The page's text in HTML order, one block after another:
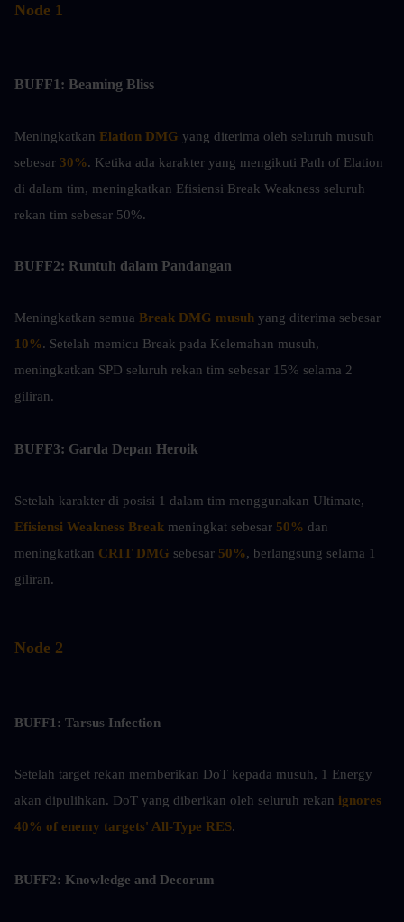
Node 1
BUFF1: Beaming Bliss
Meningkatkan Elation DMG yang diterima oleh seluruh musuh
sebesar 30%. Ketika ada karakter yang mengikuti Path of Elation
di dalam tim, meningkatkan Efisiensi Break Weakness seluruh
rekan tim sebesar 50%.
BUFF2: Runtuh dalam Pandangan
Meningkatkan semua Break DMG musuh
10%. Setelah memicu Break pada Kelemahan musuh,
meningkatkan SPD seluruh rekan tim sebesar 15% selama 2
giliran.
BUFF3: Garda Depan Heroik
Efisiensi Weakness Break meningkat sebesar 50% dan
meningkatkan CRIT DMG sebesar 50%, berlangsung selama 1
giliran.
Node 2
BUFF1: Tarsus Infection
Setelah target rekan memberikan DoT kepada musuh, 1 Energy
akan dipulihkan. DoT yang diberikan oleh seluruh rekan ignores
40% of enemy targets' All-Type RES.
BUFF2: Knowledge and Decorum